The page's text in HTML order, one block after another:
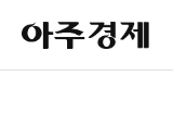
아
주
경